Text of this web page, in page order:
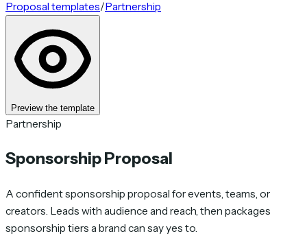
Proposal templates/Partnership
Preview the template
Partnership
Sponsorship Proposal
A confident sponsorship proposal for events, teams, or
creators. Leads with audience and reach, then packages
sponsorship tiers a brand can say yes to.